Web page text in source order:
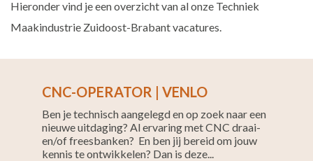
Hieronder vind je een overzicht van al onze Techniek
Maakindustrie Zuidoost-Brabant vacatures.
CNC-OPERATOR | VENLO
Ben je technisch aangelegd en op zoek naar een
nieuwe uitdaging? Al ervaring met CNC draai-
en/of freesbanken? En ben jij bereid om jouw
kennis te ontwikkelen? Dan is deze...